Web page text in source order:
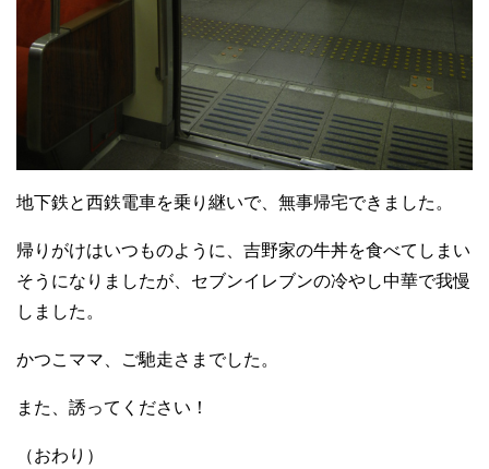
地下鉄と西鉄電車を乗り継いで、無事帰宅できました。
帰りがけはいつものように、吉野家の牛丼を食べてしまい
そうになりましたが、セブンイレブンの冷やし中華で我慢
しました。
かつこママ、ご馳走さまでした。
また、誘ってください！
（おわり）